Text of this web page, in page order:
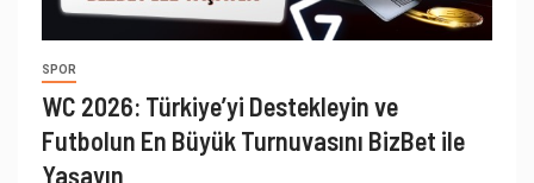
SPOR
WC 2026: Türkiye’yi Destekleyin ve
Futbolun En Büyük Turnuvasını BizBet ile
Yaşayın